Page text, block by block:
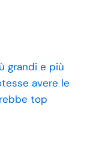
grandi e più
avere le
top